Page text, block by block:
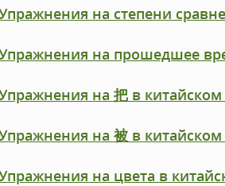
на степени
на прошедшее
на 把 в
на 被 в
на цвета в